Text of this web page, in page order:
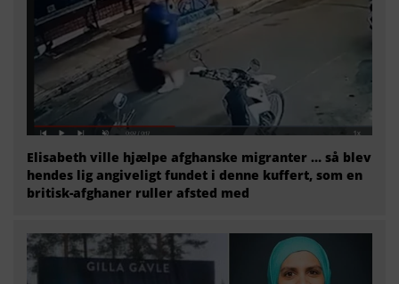
Elisabeth ville hjælpe afghanske migranter … så blev
hendes lig angiveligt fundet i denne kuffert, som en
britisk-afghaner ruller afsted med